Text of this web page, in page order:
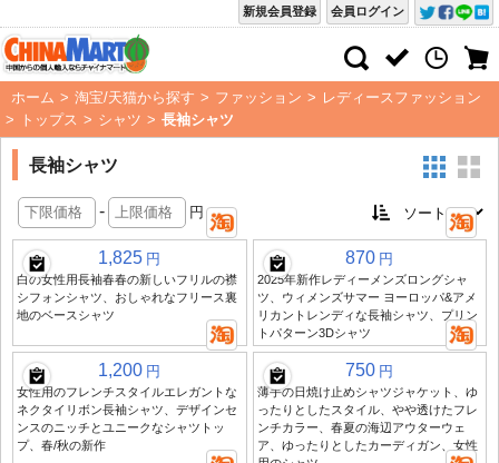
会員ログイン
新規会員登録
ホーム > 淘宝/天猫から探す > ファッション > レディースファッション
>
トップス > シャツ > 長袖シャツ
長袖シャツ
- 円
1,825 円
白の女性用長袖春春の新しいフリルの襟
シフォンシャツ、おしゃれなフリース裏
地のベースシャツ
870 円
2025年新作レディーメンズロングシャ
ツ、ウィメンズサマー ヨーロッパ&アメ
リカントレンディな長袖シャツ、プリン
トパターン3Dシャツ
1,200 円
女性用のフレンチスタイルエレガントな
ネクタイリボン長袖シャツ、デザインセ
ンスのニッチとユニークなシャツトッ
プ、春/秋の新作
750 円
薄手の日焼け止めシャツジャケット、ゆ
ったりとしたスタイル、やや透けたフレ
ンチカラー、春夏の海辺アウターウェ
ア、ゆったりとしたカーディガン、女性